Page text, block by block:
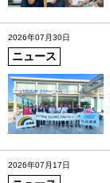
2026年07月30日
ニュース
2026年07月17日